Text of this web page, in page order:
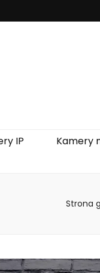
IP Kamery
Strona